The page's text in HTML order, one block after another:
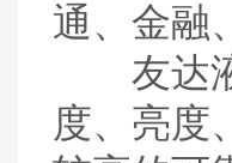
通、金融
友达液
度、亮度